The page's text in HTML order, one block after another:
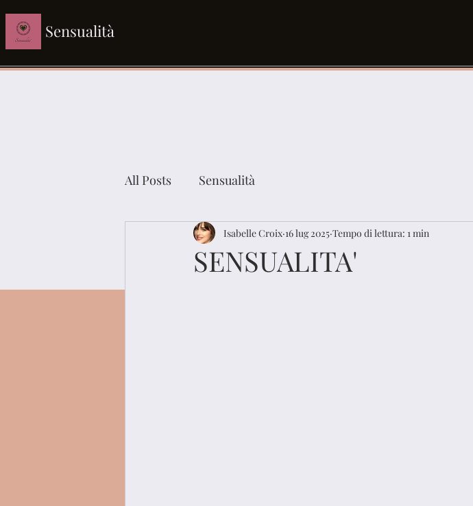
Sensualità
All Posts Sensualità
SENSUALITA'
Isabelle Croix 16 lug 2025 Tempo di lettura: 1 min